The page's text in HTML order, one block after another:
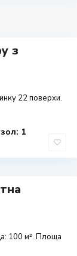
з
22 поверхи.
1
100 м².Площа